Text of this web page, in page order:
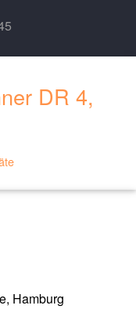
DR 4,
Hamburg